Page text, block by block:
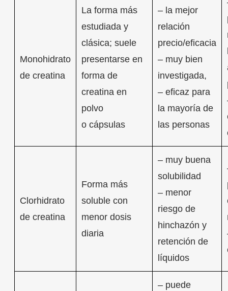
Monohidrato
de creatina
La forma más
estudiada y
clásica; suele
presentarse en
forma de
creatina en
polvo
o cápsulas
– la mejor
relación
precio/eficacia
– muy bien
investigada,
– eficaz para
la mayoría de
las personas
Clorhidrato
de creatina
Forma más
soluble con
menor dosis
diaria
– muy buena
solubilidad
– menor
riesgo de
hinchazón y
retención de
líquidos
– puede